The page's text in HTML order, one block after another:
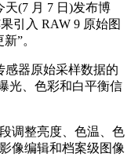
(7 月 7 日)发布博
引入 RAW 9 原始图
”。
器原始采样数据的
光、色彩和白平衡信
调整亮度、色温、色
像编辑和档案级图像